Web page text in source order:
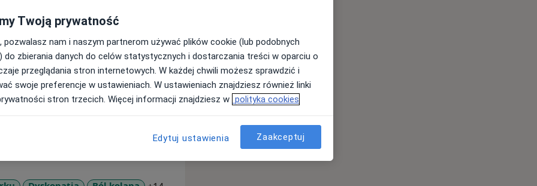
krzyżowym w ujęciu
i wprowadzić
środowisko,
bólowymi,
zaburzeniami narządów
terapię wisceralną, terapię
miękkich oraz pinoterapię.
Twoją prywatność
pozwalasz nam i naszym partnerom używać plików cookie (lub podobnych
do zbierania danych do celów statystycznych i dostarczania treści w oparciu o
przeglądania stron internetowych. W każdej chwili możesz sprawdzić i
swoje preferencje w ustawieniach. W ustawieniach znajdziesz również linki
stron trzecich. Więcej informacji znajdziesz w polityka cookies
Edytuj ustawienia Zaakceptuj